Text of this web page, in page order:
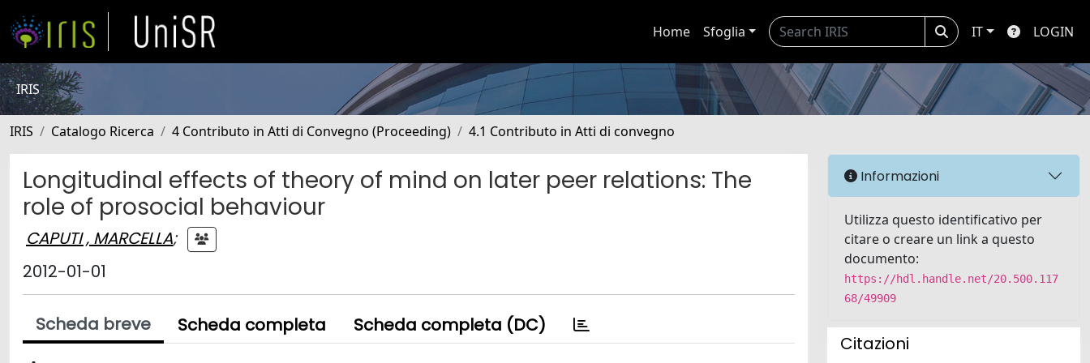
Home Sfoglia IT LOGIN
IRIS
IRIS Catalogo Ricerca 4 Contributo in Atti di Convegno (Proceeding) 4.1 Contributo in Atti di convegno
Longitudinal effects of theory of mind on later peer relations: The
role of prosocial behaviour
CAPUTI , MARCELLA;
2012-01-01
Scheda breve Scheda completa Scheda completa (DC)
Informazioni
Utilizza questo identificativo per
citare o creare un link a questo
documento:
https://hdl.handle.net/20.500.117
68/49909
Citazioni